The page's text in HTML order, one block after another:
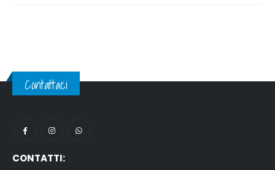
Contattaci
CONTATTI: